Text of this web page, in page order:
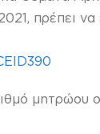
πρέπει
μητρώου ο